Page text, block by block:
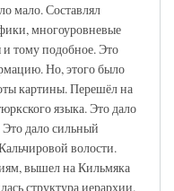
мало. Составлял
многоуровневые
тому подобное. Это
Но, этого было
картины. Перешёл на
языка. Это дало
дало сильный
волости.
вышел на Кильмяка
структура иерархии.